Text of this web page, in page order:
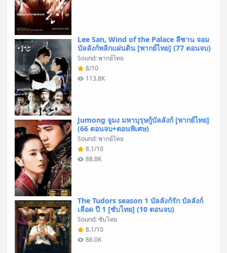
Lee San, Wind of the Palace ลีซาน จอม
บัลลังก์พลิกแผ่นดิน [พากย์ไทย] (77 ตอนจบ)
Sound: พากย์ไทย
8/10
113.8K
Jumong จูมง มหาบุรุษกู้บัลลังก์ [พากย์ไทย]
(66 ตอนจบ+ตอนพิเศษ)
Sound: พากย์ไทย
8.1/10
88.8K
The Tudors season 1 บัลลังก์รัก บัลลังก์
เลือด ปี 1 [ซับไทย] (10 ตอนจบ)
Sound: ซับไทย
8.1/10
86.0K